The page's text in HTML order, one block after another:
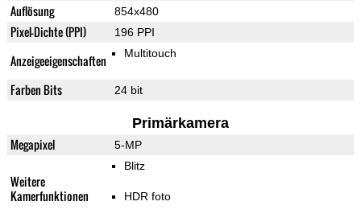
Auflösung 854x480
Pixel-Dichte (PPI) 196 PPI
Anzeigeeigenschaften Multitouch
Farben Bits 24 bit
Primärkamera
Megapixel 5-MP
Weitere
Kamerfunktionen
Blitz
HDR foto